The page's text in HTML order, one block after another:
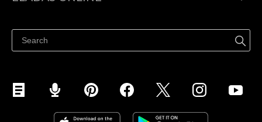
Árkalkuláció
Eladás a Facebookon
Eladás Instagramon